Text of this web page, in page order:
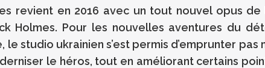
revient en 2016 avec un tout nouvel opus
Holmes. Pour les nouvelles aventures du
le studio ukrainien s’est permis d’emprunter pas
le héros, tout en améliorant certains